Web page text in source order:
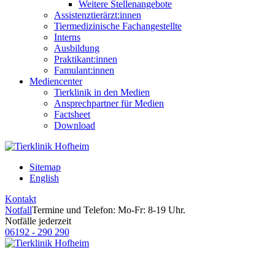
Weitere Stellenangebote
Assistenztierärzt:innen
Tiermedizinische Fachangestellte
Interns
Ausbildung
Praktikant:innen
Famulant:innen
Mediencenter
Tierklinik in den Medien
Ansprechpartner für Medien
Factsheet
Download
Sitemap
English
Kontakt
NotfallTermine und Telefon: Mo-Fr: 8-19 Uhr.
Notfälle jederzeit
06192 - 290 290